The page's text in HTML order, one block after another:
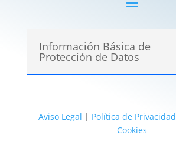
Información Básica de
Protección de Datos
Aviso Legal | Política de Privacidad
Cookies